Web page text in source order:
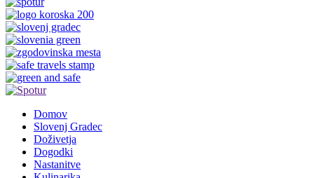
Domov
Slovenj Gradec
Doživetja
Dogodki
Nastanitve